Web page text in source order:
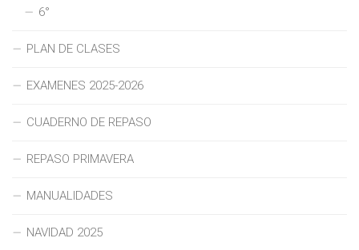
6°
PLAN DE CLASES
EXAMENES 2025-2026
CUADERNO DE REPASO
REPASO PRIMAVERA
MANUALIDADES
NAVIDAD 2025